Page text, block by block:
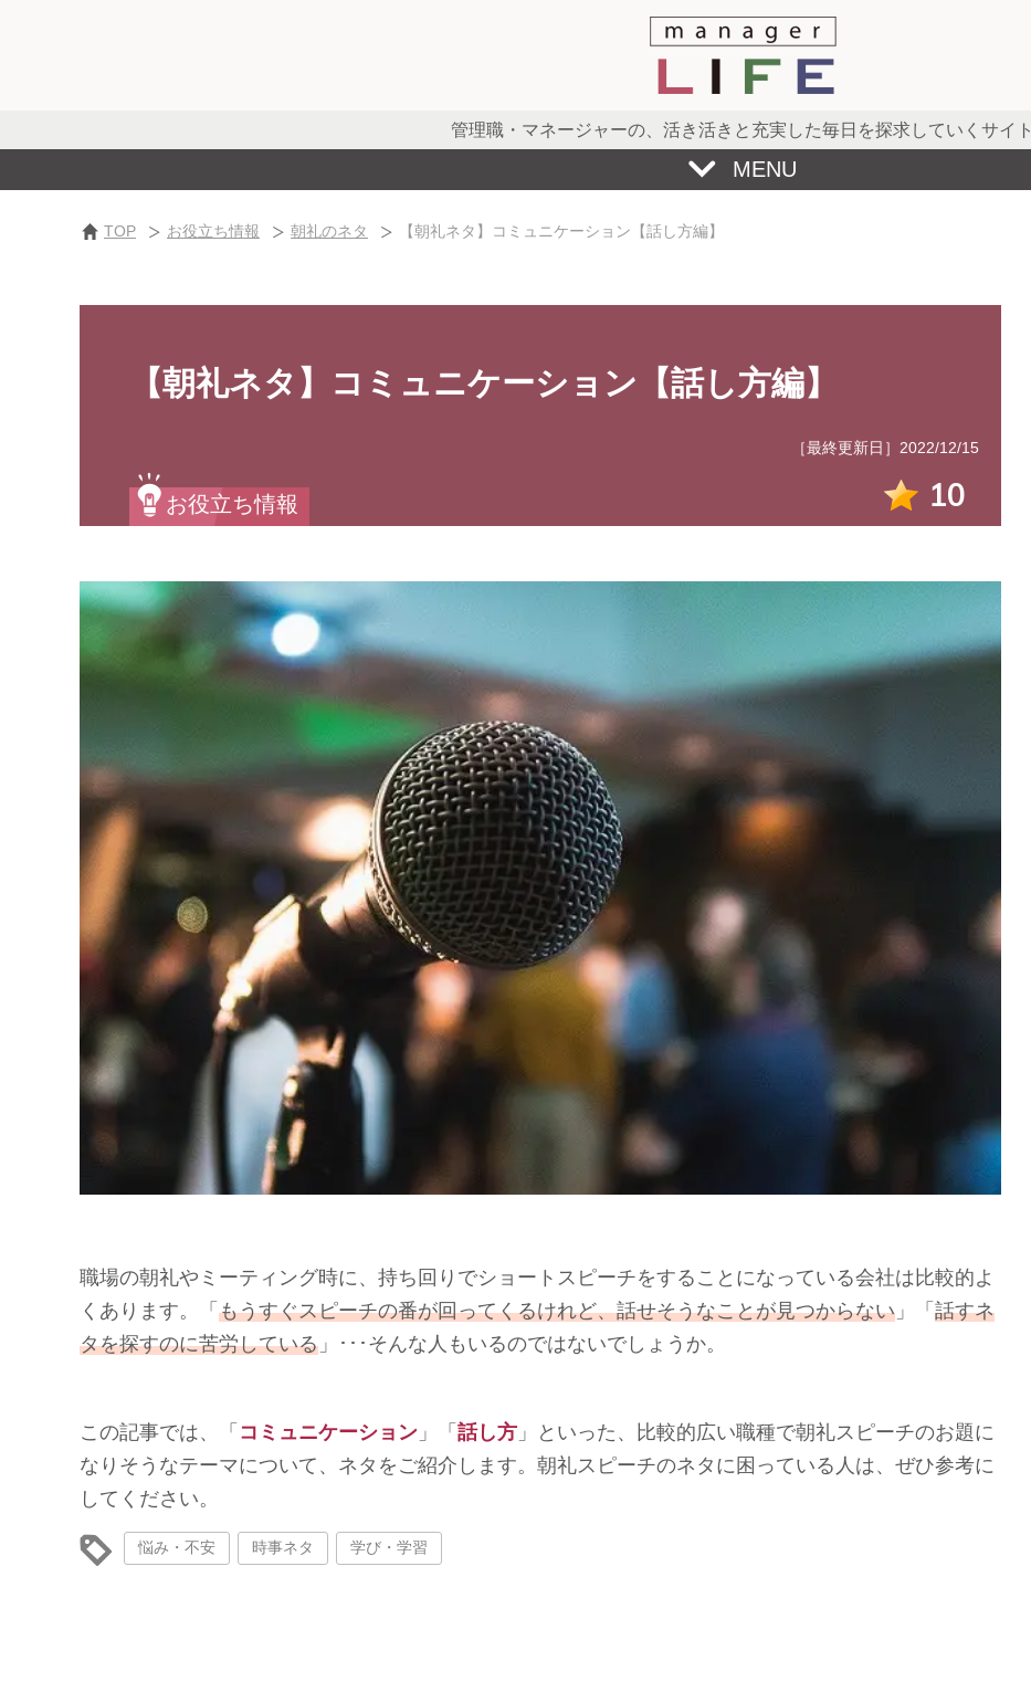
管理職・マネージャーの、 活き活きと充実した毎日を探求していくサイト
MENU
TOP お役立ち情報 朝礼のネタ 【朝礼ネタ】コミュニケーション【話し方編】
【朝礼ネタ】コミュニケーション【話し方編】
［最終更新日］2022/12/15
お役立ち情報 10
職場の朝礼やミーティング時に、持ち回りでショートスピーチをすることになっている会社は比較的よ
くあります。「 もうすぐスピーチの番が回ってくるけれど、話せそうなことが見つからない 」「 話すネ
タを探すのに苦労している 」･･･そんな人もいるのではないでしょうか。
この記事では、「 コミュニケーション 」「 話し方 」といった、比較的広い職種で朝礼スピーチのお題に
なりそうなテーマについて、ネタをご紹介します。朝礼スピーチのネタに困っている人は、ぜひ参考に
してください。
悩み・不安 時事ネタ 学び・学習